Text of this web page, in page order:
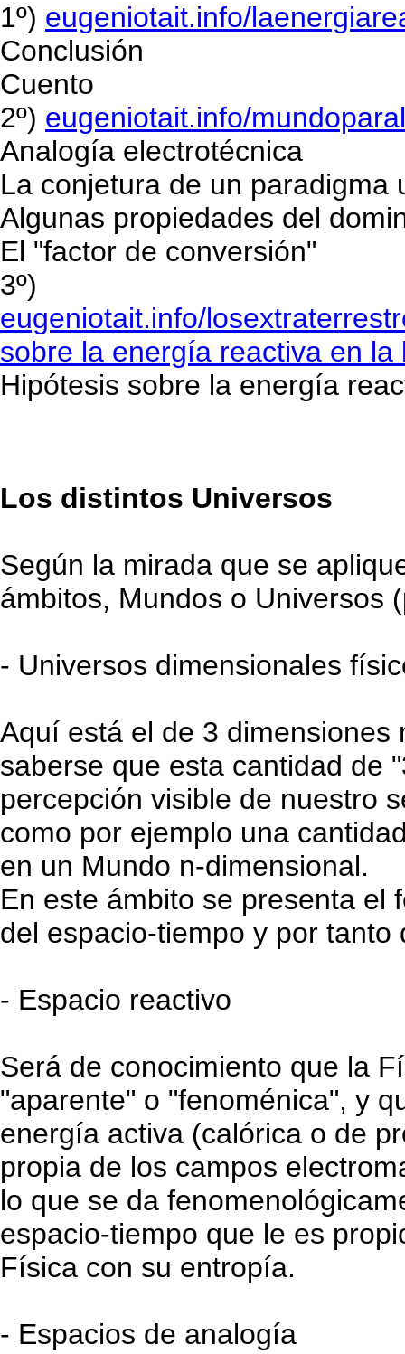
1º) eugeniotait.info/
Conclusión
Cuento
2º) eugeniotait.info/
Analogía electrotécnica
La conjetura de un paradigma
Algunas propiedades del
El "factor de conversión"
3º)
eugeniotait.info/
sobre la energía reactiva en la
Hipótesis sobre la energía
Los distintos Universos
Según la mirada que se
ámbitos, Mundos o Universos
- Universos dimensionales
Aquí está el de 3
saberse que esta cantidad de
percepción visible de nuestro
como por ejemplo una
en un Mundo n-dimensional.
En este ámbito se presenta el
del espacio-tiempo y por
- Espacio reactivo
Será de conocimiento que la
"aparente" o "fenoménica", y
energía activa (calórica o de
propia de los campos
lo que se da
espacio-tiempo que le es
Física con su entropía.
- Espacios de analogía